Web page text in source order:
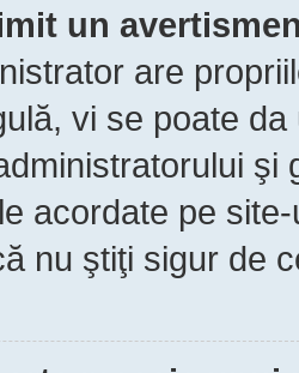
un
are
vi se poate
şi
acordate pe
nu ştiţi sigur de